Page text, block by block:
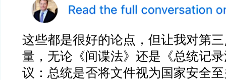
这些都是很好的论点，但让我对第
量，无论《间谍法》还是《总统记
议：总统是否将文件视为国家安全